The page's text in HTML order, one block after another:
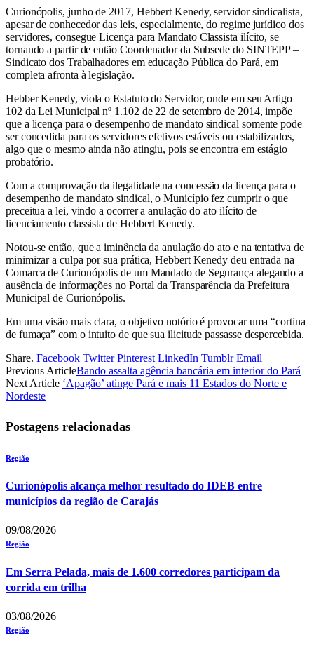
Curionópolis, junho de 2017, Hebbert Kenedy, servidor sindicalista,
apesar de conhecedor das leis, especialmente, do regime jurídico dos
servidores, consegue Licença para Mandato Classista ilícito, se
tornando a partir de então Coordenador da Subsede do SINTEPP –
Sindicato dos Trabalhadores em educação Pública do Pará, em
completa afronta à legislação.
Hebber Kenedy, viola o Estatuto do Servidor, onde em seu Artigo
102 da Lei Municipal nº 1.102 de 22 de setembro de 2014, impõe
que a licença para o desempenho de mandato sindical somente pode
ser concedida para os servidores efetivos estáveis ou estabilizados,
algo que o mesmo ainda não atingiu, pois se encontra em estágio
probatório.
Com a comprovação da ilegalidade na concessão da licença para o
desempenho de mandato sindical, o Município fez cumprir o que
preceitua a lei, vindo a ocorrer a anulação do ato ilícito de
licenciamento classista de Hebbert Kenedy.
Notou-se então, que a iminência da anulação do ato e na tentativa de
minimizar a culpa por sua prática, Hebbert Kenedy deu entrada na
Comarca de Curionópolis de um Mandado de Segurança alegando a
ausência de informações no Portal da Transparência da Prefeitura
Municipal de Curionópolis.
Em uma visão mais clara, o objetivo notório é provocar uma “cortina
de fumaça” com o intuito de que sua ilicitude passasse despercebida.
Share. Facebook Twitter Pinterest LinkedIn Tumblr Email
Previous ArticleBando assalta agência bancária em interior do Pará
Next Article ‘Apagão’ atinge Pará e mais 11 Estados do Norte e
Nordeste
Postagens relacionadas
Região
Curionópolis alcança melhor resultado do IDEB entre
municípios da região de Carajás
09/08/2026
Região
Em Serra Pelada, mais de 1.600 corredores participam da
corrida em trilha
03/08/2026
Região